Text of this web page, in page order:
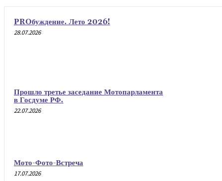
PROбуждение. Лето 2026!
28.07.2026
Прошло третье заседание Мотопарламента
в Госдуме РФ.
22.07.2026
Мото-Фото-Встреча
17.07.2026